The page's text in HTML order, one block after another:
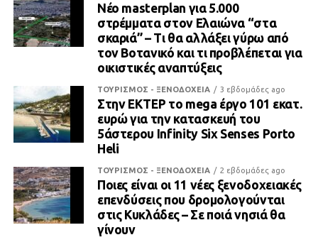
Νέο masterplan για 5.000
στρέμματα στον Ελαιώνα “στα
σκαριά” – Τι θα αλλάξει γύρω από
τον Βοτανικό και τι προβλέπεται για
οικιστικές αναπτύξεις
ΤΟΥΡΙΣΜΟΣ - ΞΕΝΟΔΟΧΕΙΑ 3 εβδομάδες ago
Στην ΕΚΤΕΡ το mega έργο 101 εκατ.
ευρώ για την κατασκευή του
5άστερου Infinity Six Senses Porto
Heli
ΤΟΥΡΙΣΜΟΣ - ΞΕΝΟΔΟΧΕΙΑ 2 εβδομάδες ago
Ποιες είναι οι 11 νέες ξενοδοχειακές
επενδύσεις που δρομολογούνται
στις Κυκλάδες – Σε ποιά νησιά θα
γίνουν